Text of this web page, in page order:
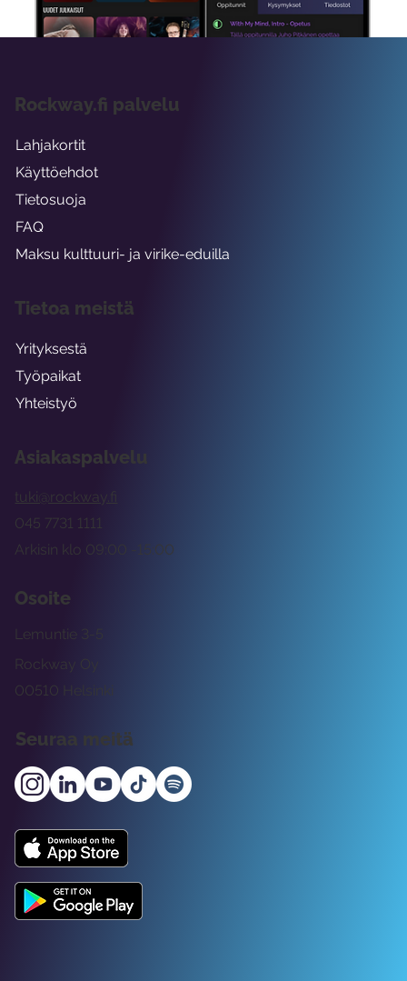
Asiakaspalvelu
tuki@rockway.fi
Arkisin klo 09:00 -15:00
045 7731 1111
Osoite
Rockway Oy
Lemuntie 3-5
00510 Helsinki
Seuraa meitä
Rockway.fi palvelu
Lahjakortit
Käyttöehdot
Tietosuoja
FAQ
Maksu kulttuuri- ja virike-eduilla
Tietoa meistä
Yrityksestä
Työpaikat
Yhteistyö